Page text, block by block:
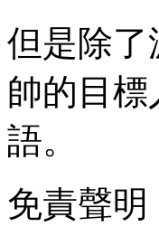
但是除了
帥的目標
語。
免責聲明